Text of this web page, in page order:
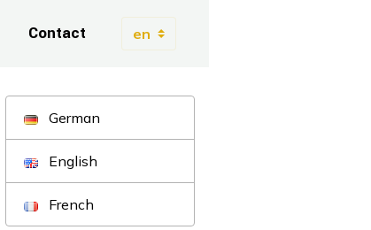
Contact
German
English
French